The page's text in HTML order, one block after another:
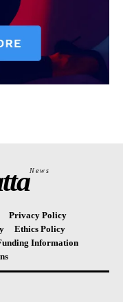
News
Privacy Policy
Ethics Policy
Information